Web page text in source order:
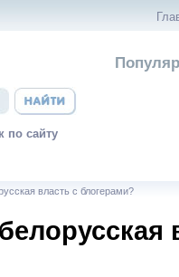
по сайту
власть с блогерами?